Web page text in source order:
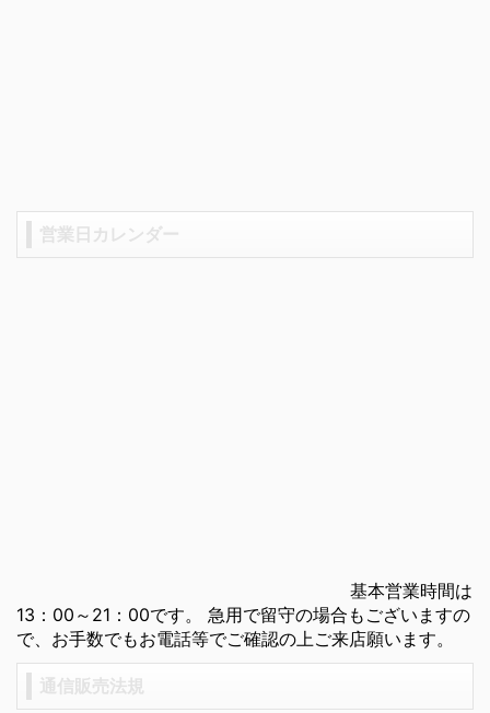
営業日カレンダー
基本営業時間は
13：00～21：00です。 急用で留守の場合もございますの
で、お手数でもお電話等でご確認の上ご来店願います。
通信販売法規